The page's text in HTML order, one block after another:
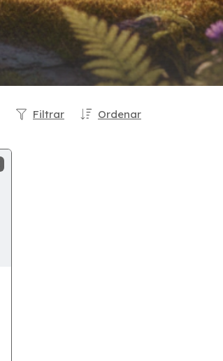
Ordenar
Filtrar